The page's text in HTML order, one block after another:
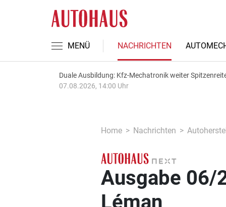
MENÜ NACHRICHTEN
Duale Ausbildung: Kfz-Mechatronik weiter
07.08.2026, 14:00 Uhr
Home Nachrichten
Ausgabe 06/
Léman